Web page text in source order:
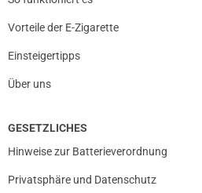
Vorteile der E-Zigarette
Einsteigertipps
Über uns
GESETZLICHES
Hinweise zur Batterieverordnung
Privatsphäre und Datenschutz